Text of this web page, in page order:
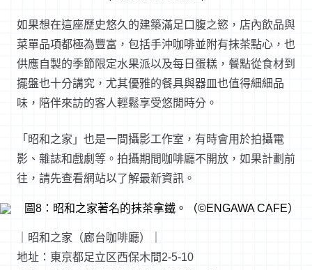
如果想在這座歷史悠久的建築滿足口腹之慾，店內飲品與
菜單品項都極為豐富，包括手沖咖啡並附有抹茶點心，也
供應自製的季節限定水果派以及每日蛋糕，餐點從食材到
擺盤也十分講究，尤其優雅的餐具與器皿也值得細細品
味，陪伴來訪的客人輕鬆享受悠閒時分。
「昭和之家」也是一間攝影工作室，有時會用於拍攝電
影、雜誌和戲劇等。拍攝期間咖啡廳不開放，如果計劃前
往，請先查看網站以了解最新資訊。
｜昭和之家（廊台咖啡廳）｜
地址：東京都足立区西保木間2-5-10